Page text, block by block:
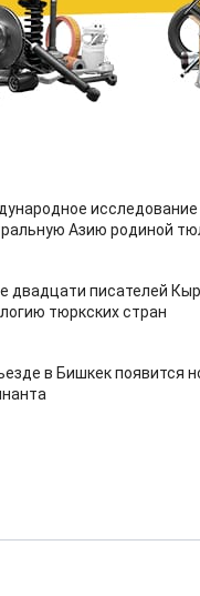
исследование
Азию родиной
двадцати писателей
тюркских стран
в Бишкек появится